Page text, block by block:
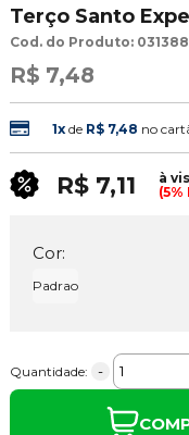
Terço Santo
Cod. do Produto:
R$ 7,48
1xde R$ 7,48 no
R$ 7,11
à
Cor:
Padrao
Quantidade: -